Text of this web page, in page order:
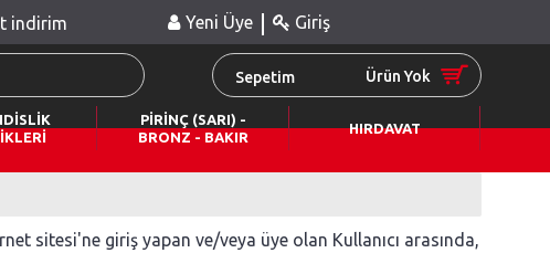
Yeni Üye | Giriş
indirim
Sepetim Ürün Yok
PİRİNÇ (SARI) -
BRONZ - BAKIR
HIRDAVAT
sitesi'ne giriş yapan ve/veya üye olan Kullanıcı arasında,